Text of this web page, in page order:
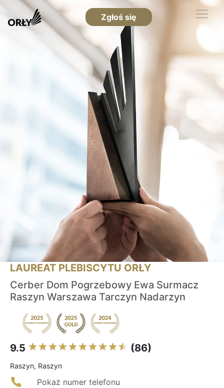
Zgłoś się
LAUREAT PLEBISCYTU ORŁY
Cerber Dom Pogrzebowy Ewa Surmacz
Raszyn Warszawa Tarczyn Nadarzyn
9.5 (86)
Raszyn, Raszyn
Pokaż numer telefonu